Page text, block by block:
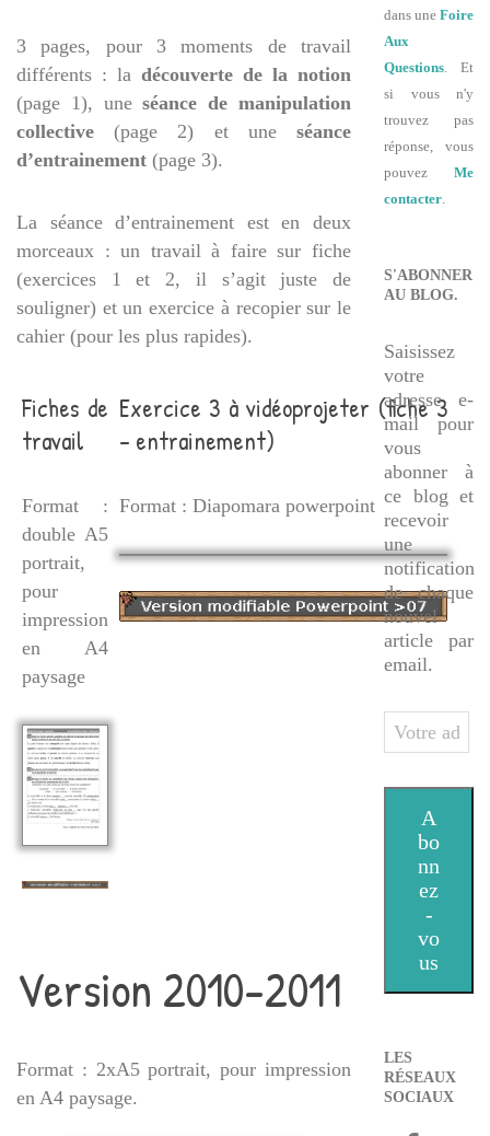
3 pages, pour 3 moments de travail
différents : la découverte de la notion
(page 1), uneséance de manipulation
collective (page 2) et une séance
d’entrainement (page 3).
La séance d’entrainement est en deux
morceaux : un travail à faire sur fiche
(exercices 1 et 2, il s’agit juste de
souligner) et un exercice à recopier sur le
cahier (pour les plus rapides).
Fiches de
travail
Format :
double A5
portrait,
pour
impression
en A4
paysage
Exercice 3 à vidéoprojeter (fiche 3
– entrainement)
Format : Diapomara powerpoint
Version 2010-2011
Format : 2xA5 portrait, pour impression
en A4 paysage.
dans une Foire
Aux
Questions . Et
si vous n'y
trouvez pas
réponse, vous
pouvez Me
contacter
S'ABONNER
AU BLOG.
Saisissez
votre
adresse e-
mail pour
vous
abonner à
ce blog et
recevoir
une
notification
de chaque
nouvel
article par
email.
Votre
adresse
A
bo
nn
ez
-
vo
us
LES
RÉSEAUX
SOCIAUX